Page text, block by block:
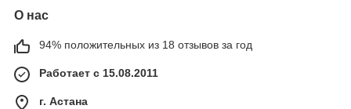
О нас
94% положительных из 18 отзывов за год
Работает с 15.08.2011
г. Астана